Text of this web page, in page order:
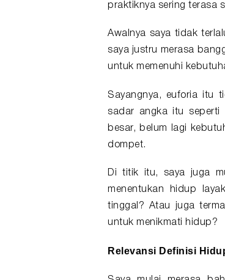
praktiknya sering terasa
Awalnya saya tidak
saya justru merasa
untuk memenuhi
Sayangnya, euforia itu
sadar angka itu seperti
besar, belum lagi
dompet.
Di titik itu, saya juga
menentukan hidup
tinggal? Atau juga
untuk menikmati hidup?
Relevansi Definisi